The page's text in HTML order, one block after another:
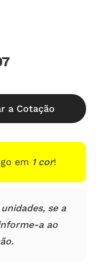
a Cotação
em 1 cor!
se a
a ao